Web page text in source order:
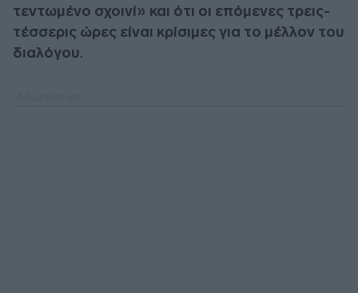
τεντωμένο σχοινί» και ότι οι επόμενες τρεις-
τέσσερις ώρες είναι κρίσιμες για το μέλλον του
διαλόγου.